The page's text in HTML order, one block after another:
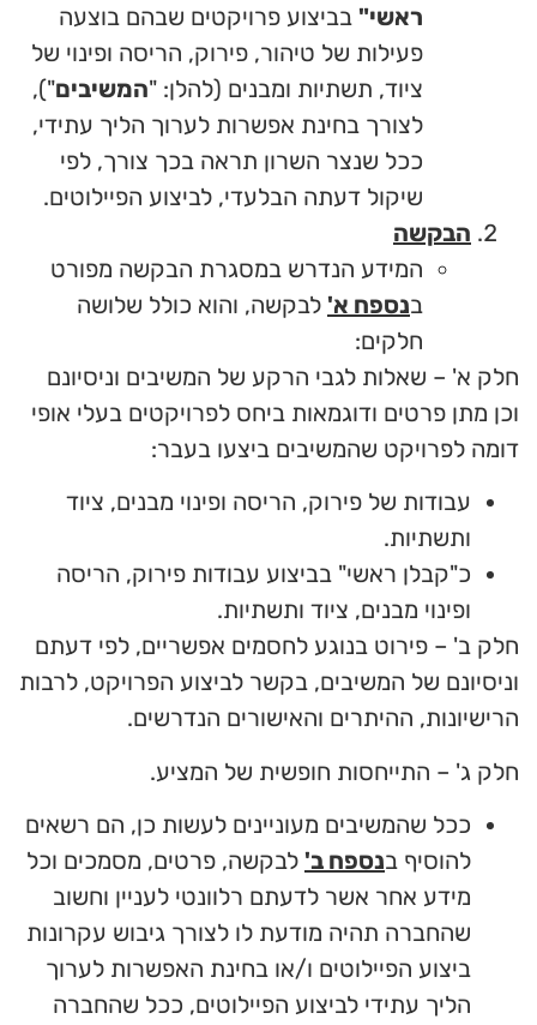
ראשי" בביצוע פרויקטים שבהם בוצעה
פעילות של טיהור, פירוק, הריסה ופינוי של
ציוד, תשתיות ומבנים (להלן: "המשיבים"),
לצורך בחינת אפשרות לערוך הליך עתידי,
ככל שנצר השרון תראה בכך צורך, לפי
שיקול דעתה הבלעדי, לביצוע הפיילוטים.
הבקשה
המידע הנדרש במסגרת הבקשה מפורט
בנספח א' לבקשה, והוא כולל שלושה
חלקים:
חלק א' – שאלות לגבי הרקע של המשיבים וניסיונם
וכן מתן פרטים ודוגמאות ביחס לפרויקטים בעלי אופי
דומה לפרויקט שהמשיבים ביצעו בעבר:
עבודות של פירוק, הריסה ופינוי מבנים, ציוד
ותשתיות.
כ"קבלן ראשי" בביצוע עבודות פירוק, הריסה
ופינוי מבנים, ציוד ותשתיות.
חלק ב' – פירוט בנוגע לחסמים אפשריים, לפי דעתם
וניסיונם של המשיבים, בקשר לביצוע הפרויקט, לרבות
הרישיונות, ההיתרים והאישורים הנדרשים.
חלק ג' – התייחסות חופשית של המציע.
ככל שהמשיבים מעוניינים לעשות כן, הם רשאים
להוסיף בנספח ב' לבקשה, פרטים, מסמכים וכל
מידע אחר אשר לדעתם רלוונטי לעניין וחשוב
שהחברה תהיה מודעת לו לצורך גיבוש עקרונות
ביצוע הפיילוטים ו/או בחינת האפשרות לערוך
הליך עתידי לביצוע הפיילוטים, ככל שהחברה